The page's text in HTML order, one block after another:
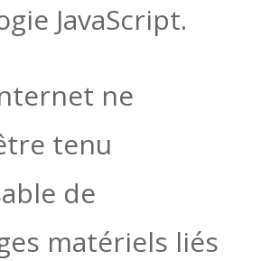
JavaScript.
ne
tenu
de
matériels liés